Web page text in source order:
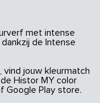
met intense
de Intense
jouw kleurmatch
Histor MY color
Google Play store.